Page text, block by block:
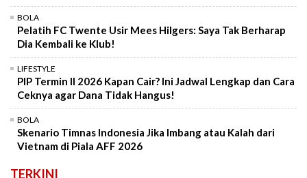
BOLA
Pelatih FC Twente Usir Mees Hilgers: Saya Tak Berharap
Dia Kembali ke Klub!
LIFESTYLE
PIP Termin II 2026 Kapan Cair? Ini Jadwal Lengkap dan Cara
Ceknya agar Dana Tidak Hangus!
BOLA
Skenario Timnas Indonesia Jika Imbang atau Kalah dari
Vietnam di Piala AFF 2026
TERKINI